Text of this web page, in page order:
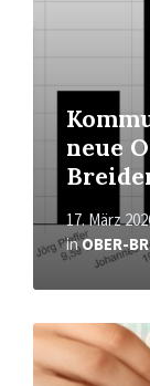
neue
17. März
inOBER-
Read
More